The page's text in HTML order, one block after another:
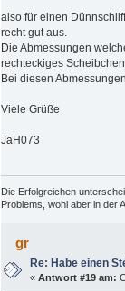
also für einen
recht gut aus.
Die Abmessungen
rechteckiges
Bei diesen
Viele Grüße
JaH073
Die Erfolgreichen
Problems, wohl aber in der
gr
Re: Habe einen
«Antwort #19 am: